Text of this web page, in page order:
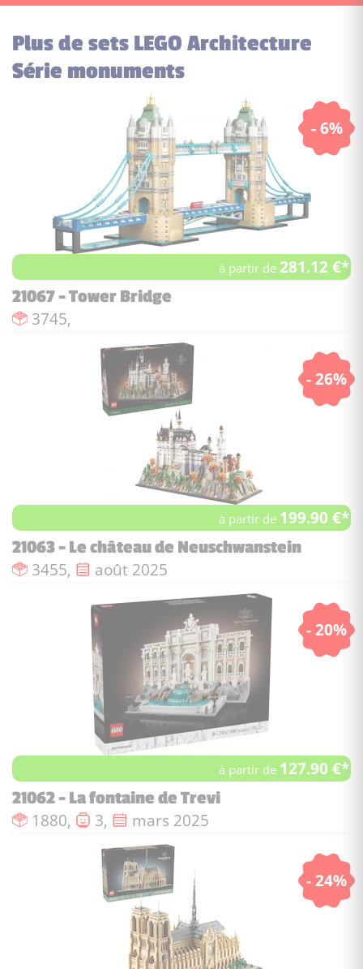
Plus de sets LEGO Architecture
Série monuments
- 6%
à partir de281.12 €*
21067 - Tower Bridge
Nombre de pièces :
3745,
- 26%
à partir de 199.90 €*
21063 - Le château de Neuschwanstein
Nombre de pièces :
3455, Date de sortie :
août 2025
- 20%
à partir de 127.90 €*
21062 - La fontaine de Trevi
Nombre de pièces :
1880, Nombre de figurines :
3, Date de sortie :
mars 2025
- 24%